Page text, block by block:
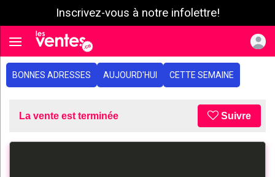
Inscrivez-vous à notre infolettre!
Toggle navigation
BONNES ADRESSES AUJOURD'HUI CETTE SEMAINE
La vente est terminée Suivre